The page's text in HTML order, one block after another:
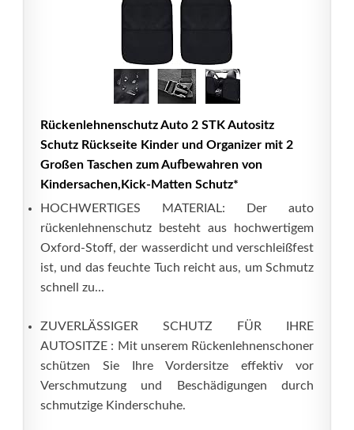
Rückenlehnenschutz Auto 2 STK Autositz
Schutz Rückseite Kinder und Organizer mit 2
Großen Taschen zum Aufbewahren von
Kindersachen,Kick-Matten Schutz*
HOCHWERTIGES MATERIAL: Der auto
rückenlehnenschutz besteht aus hochwertigem
Oxford-Stoff, der wasserdicht und verschleißfest
ist, und das feuchte Tuch reicht aus, um Schmutz
schnell zu...
ZUVERLÄSSIGER SCHUTZ FÜR IHRE
AUTOSITZE : Mit unserem Rückenlehnenschoner
schützen Sie Ihre Vordersitze effektiv vor
Verschmutzung und Beschädigungen durch
schmutzige Kinderschuhe.